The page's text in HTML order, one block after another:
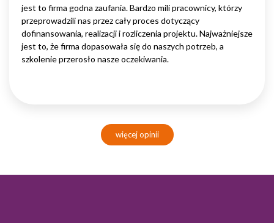
jest to firma godna zaufania. Bardzo mili pracownicy, którzy
przeprowadzili nas przez cały proces dotyczący
dofinansowania, realizacji i rozliczenia projektu. Najważniejsze
jest to, że firma dopasowała się do naszych potrzeb, a
szkolenie przerosło nasze oczekiwania.
więcej opinii